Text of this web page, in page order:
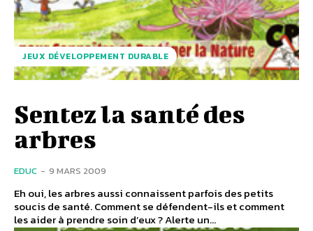
JEUX DÉVELOPPEMENT DURABLE
Sentez la santé des
arbres
EDUC - 9 MARS 2009
Eh oui, les arbres aussi connaissent parfois des petits
soucis de santé. Comment se défendent-ils et comment
les aider à prendre soin d’eux ? Alerte un...